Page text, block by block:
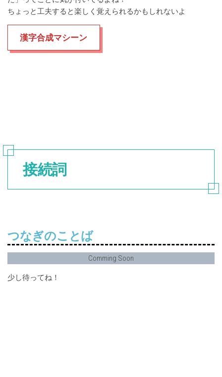
ちょっと工夫すると楽しく覚えられるかもしれないよ
漢字合成マシーン
接続詞
つなぎのことば
Comming Soon
少し待ってね！